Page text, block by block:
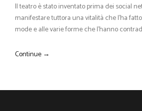
Il teatro è stato inventato prima dei social
manifestare tuttora una vitalità che l’ha
mode e alle varie forme che l’hanno
Continue →